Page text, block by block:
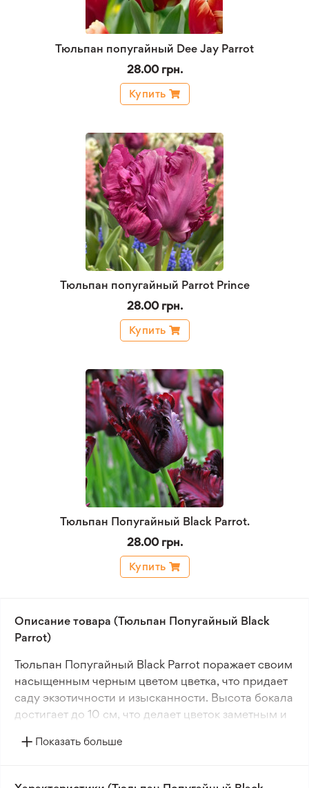
Тюльпан попугайный Dee Jay Parrot
28.00 грн.
Купить
Тюльпан попугайный Parrot Prince
28.00 грн.
Купить
Тюльпан Попугайный Black Parrot.
28.00 грн.
Купить
Описание товара (Тюльпан Попугайный Black
Parrot)
Тюльпан Попугайный Black Parrot поражает своим
насыщенным черным цветом цветка, что придает
саду экзотичности и изысканности. Высота бокала
достигает до 10 см, что делает цветок заметным и
для людей, чувствительных к ароматам.
Показать больше